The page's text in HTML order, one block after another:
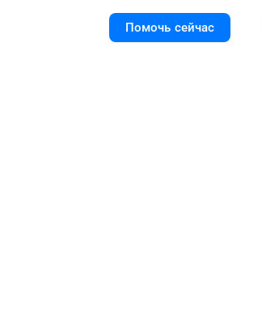
Помочь сейчас